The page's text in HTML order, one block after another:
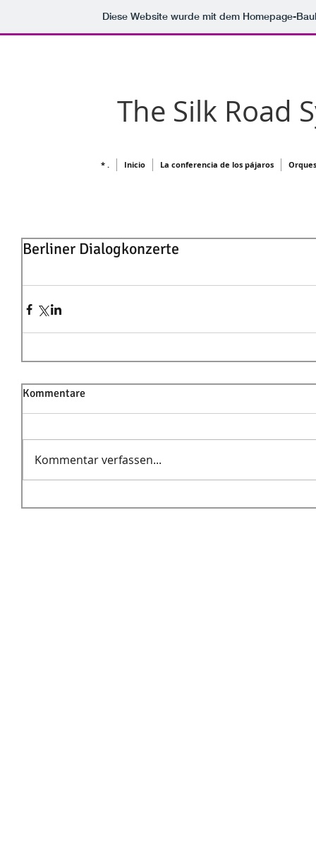
Diese Website wurde mit dem Homepage-
The Silk Road
* . Inicio La conferencia de los pájaros
Berliner Dialogkonzerte
Kommentare
Kommentar verfassen...